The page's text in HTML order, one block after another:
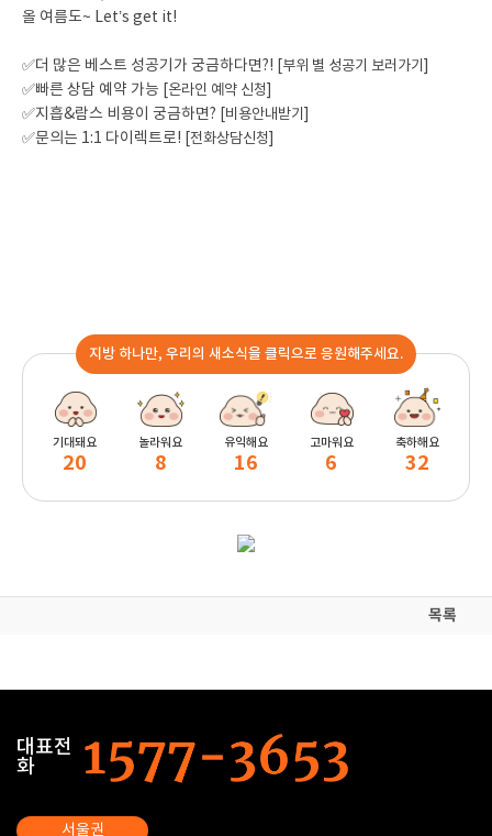
올 여름도~ Let’s get it!
✅더 많은 베스트 성공기가 궁금하다면?!
[부위 별 성공기 보러가기]
✅빠른 상담 예약 가능
[온라인 예약 신청]
✅지흡&람스 비용이 궁금하면?
[비용안내받기]
✅문의는 1:1 다이렉트로!
[전화상담신청]
지방 하나만, 우리의 새소식을 클릭으로 응원해주세요.
기대돼요
20
놀라워요
8
유익해요
16
고마워요
6
축하해요
32
목록
대표전
화